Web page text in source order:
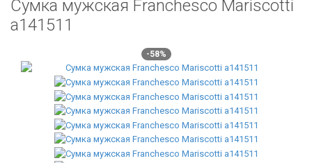
Сумка мужская Franchesco Mariscotti
а141511
-58%